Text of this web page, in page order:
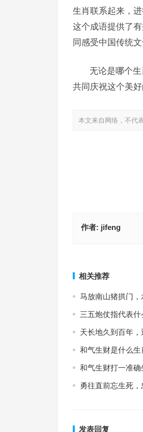
生肖联系起来，
这个成语提供了
同感受中国传统文
无论是哪个
共同庆祝这个美
本文来自网络，不代
作者: jifeng
相关推荐
马放南山猪拱门
三五炮仗指代表
天长地久到百年
和气生财是什么
和气生财打一准
勇往直前忘生死
发表回复